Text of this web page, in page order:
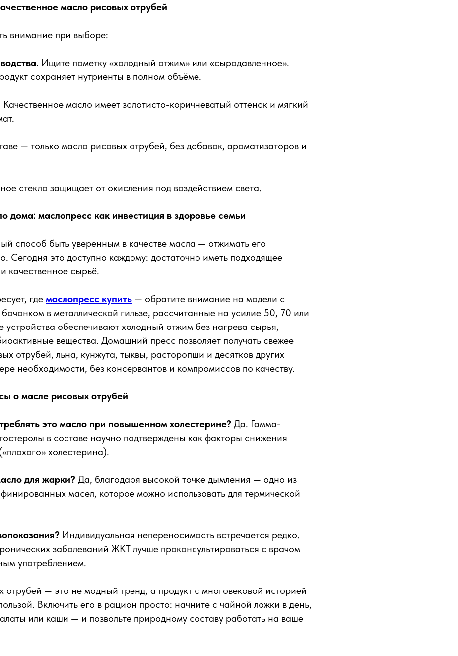
масло рисовых отрубей
внимание при выборе:
Ищите пометку «холодный отжим» или «сыродавленное».
сохраняет нутриенты в полном объёме.
Качественное масло имеет золотисто-коричневатый оттенок и мягкий
— только масло рисовых отрубей, без добавок, ароматизаторов и
стекло защищает от окисления под воздействием света.
дома: маслопресс как инвестиция в здоровье семьи
способ быть уверенным в качестве масла — отжимать его
Сегодня это доступно каждому: достаточно иметь подходящее
качественное сырьё.
где маслопресс купить — обратите внимание на модели с
в металлической гильзе, рассчитанные на усилие 50, 70 или
устройства обеспечивают холодный отжим без нагрева сырья,
вещества. Домашний пресс позволяет получать свежее
отрубей, льна, кунжута, тыквы, расторопши и десятков других
необходимости, без консервантов и компромиссов по качеству.
о масле рисовых отрубей
это масло при повышенном холестерине? Да. Гамма-
в составе научно подтверждены как факторы снижения
холестерина).
для жарки? Да, благодаря высокой точке дымления — одно из
масел, которое можно использовать для термической
Индивидуальная непереносимость встречается редко.
заболеваний ЖКТ лучше проконсультироваться с врачом
употреблением.
отрубей — это не модный тренд, а продукт с многовековой историей
Включить его в рацион просто: начните с чайной ложки в день,
или каши — и позвольте природному составу работать на ваше